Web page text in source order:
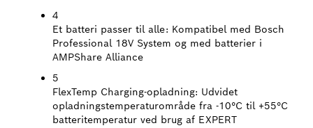
4
Et batteri passer til alle: Kompatibel med Bosch
Professional 18V System og med batterier i
AMPShare Alliance
5
FlexTemp Charging-opladning: Udvidet
opladningstemperaturområde fra -10°C til +55°C
batteritemperatur ved brug af EXPERT